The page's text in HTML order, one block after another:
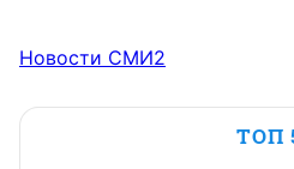
Новости СМИ2
ТОП